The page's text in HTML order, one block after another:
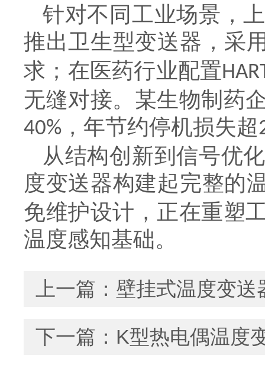
针对不同工业场景，
推出卫生型变送器，采
求；在医药行业配置
无缝对接。某生物制药
40% ，年节约停机损失超
从结构创新到信号优
度变送器构建起完整的
免维护设计，正在重塑
温度感知基础。
上一篇： 壁挂式温度变送
下一篇： K型热电偶温度